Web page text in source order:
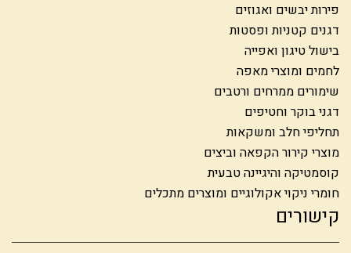
פירות יבשים ואגוזים
דגנים קטניות ופסטות
בישול טיגון ואפייה
לחמים ומוצרי מאפה
שימורים ממרחים ורטבים
דגני בוקר וחטיפים
תחליפי חלב ומשקאות
מוצרי קירור הקפאה וביצים
קוסמטיקה והיגיינה טבעית
חומרי ניקוי אקולוגיים ומוצרים מתכלים
קישורים